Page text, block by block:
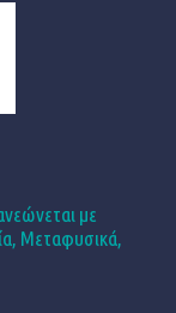
με
Μεταφυσικά,